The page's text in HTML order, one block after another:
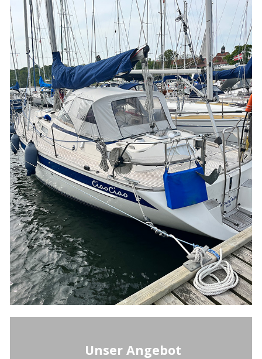
Unser Angebot